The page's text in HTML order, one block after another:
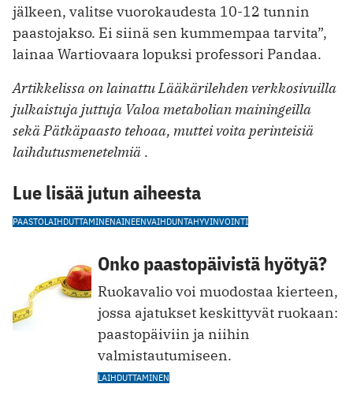
jälkeen, valitse vuorokaudesta 10-12 tunnin
paastojakso. Ei siinä sen kummempaa tarvita”,
lainaa Wartiovaara lopuksi professori Pandaa.
Artikkelissa on lainattu Lääkärilehden verkkosivuilla
julkaistuja juttuja Valoa metabolian mainingeilla
sekäPätkäpaasto tehoaa, muttei voita perinteisiä
laihdutusmenetelmiä .
Lue lisää jutun aiheesta
PAASTOLAIHDUTTAMINENAINEENVAIHDUNTAHYVINVOINTI
Onko paastopäivistä hyötyä?
Ruokavalio voi muodostaa kierteen,
jossa ajatukset keskittyvät ruokaan:
paastopäiviin ja niihin
valmistautumiseen.
LAIHDUTTAMINEN